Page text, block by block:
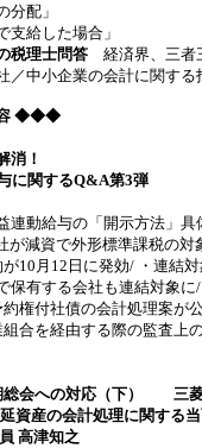
配」
給した場合」
税理士問答 経済界、三者
／中小企業の会計に関す
容 ◆◆◆
消！
に関するQ&A第3弾
連動給与の「開示方法」
が減資で外形標準課税の
10月12日に発効/ ・連結
保有する会社も連結対象
権付社債の会計処理案が
合を経由する際の監査上
総会への対応（下）
三菱
資産の会計処理に関する
高津知之